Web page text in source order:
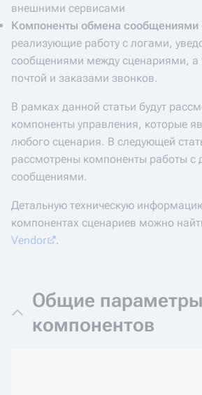
внешними сервисами
Компоненты обмена сообщениями
реализующие работу с логами,
сообщениями между сценариями, а
почтой и заказами звонков.
В рамках данной статьи будут
компоненты управления, которые
любого сценария. В следующей
рассмотрены компоненты работы
сообщениями.
Детальную техническую
компонентах сценариев можно
Vendor
.
Общие параметры
компонентов